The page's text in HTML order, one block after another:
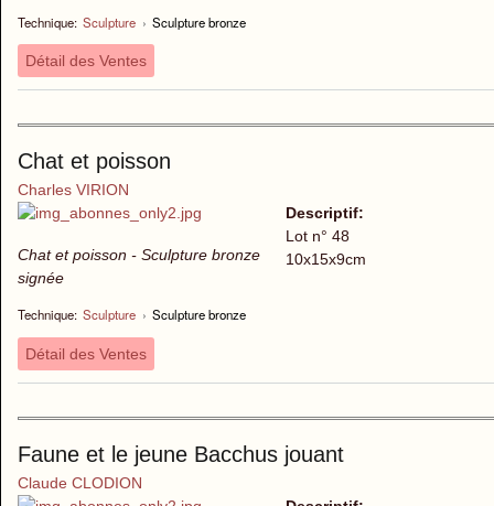
Technique: Sculpture › Sculpture bronze
Détail des Ventes
Chat et poisson
Charles VIRION
Chat et poisson - Sculpture bronze
signée
Technique: Sculpture › Sculpture bronze
Descriptif:
Lot n° 48
10x15x9cm
Détail des Ventes
Faune et le jeune Bacchus jouant
Claude CLODION